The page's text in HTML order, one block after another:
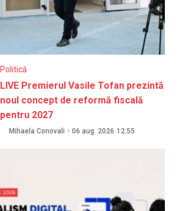
Politică
LIVE Premierul Vasile Tofan prezintă
noul concept de reformă fiscală
pentru 2027
Mihaela Conovali - 06 aug. 2026 12:55